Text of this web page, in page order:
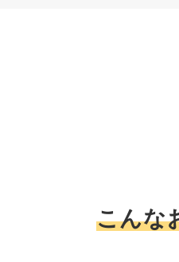
こんな